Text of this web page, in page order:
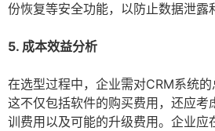
份恢复等安全功能，以防止数据泄露
5. 成本效益分析
在选型过程中，企业需对CRM系统的
这不仅包括软件的购买费用，还应考
训费用以及可能的升级费用。企业应